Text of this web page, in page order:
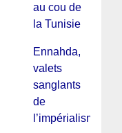
au cou de
la Tunisie
Ennahda,
valets
sanglants
de
l’impérialisme